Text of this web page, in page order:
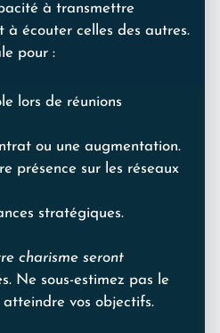
à transmettre
à écouter celles des autres.
pour :
lors de réunions
ou une augmentation.
présence sur les réseaux
stratégiques.
charisme seront
Ne sous-estimez pas le
vos objectifs.